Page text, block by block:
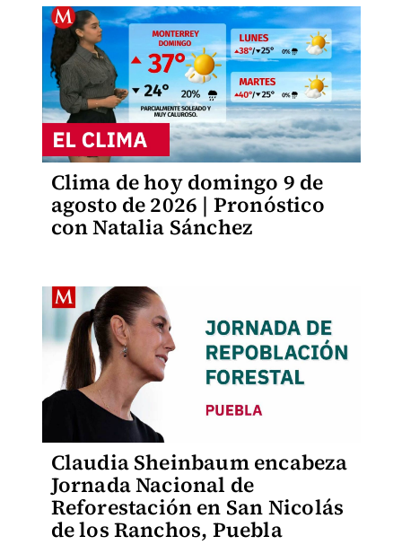
Clima de hoy domingo 9 de
agosto de 2026 | Pronóstico
con Natalia Sánchez
Claudia Sheinbaum encabeza
Jornada Nacional de
Reforestación en San Nicolás
de los Ranchos, Puebla